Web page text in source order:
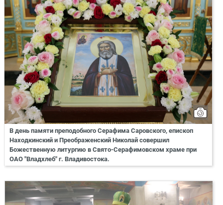
В день памяти преподобного Серафима Саровского, епископ
Находкинский и Преображенский Николай совершил
Божественную литургию в Свято-Серафимовском храме при
ОАО "Владхлеб" г. Владивостока.